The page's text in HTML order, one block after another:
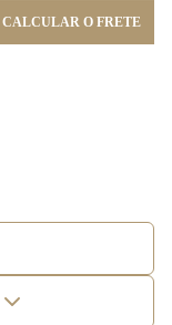
CALCULAR O FRETE